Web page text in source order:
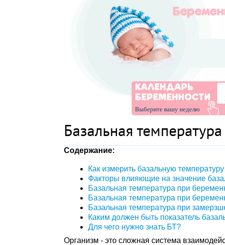
КАЛЕНДАРЬ
БЕРЕМЕННОСТИ
Выберите вашу неделю
Базальная
Содержание:
Как измерить базальную температуру
Факторы влияющие на значение
Базальная температура при
Базальная температура при
Базальная температура при
Каким должен быть показатель
Для чего нужно знать БТ?
Организм - это сложная система